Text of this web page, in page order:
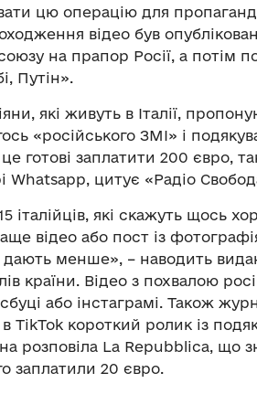
цю операцію для
відео був
на прапор Росії, а потім
Путін».
які живуть в Італії,
«російського ЗМІ» і
готові заплатити 200 євро,
Whatsapp, цитує «Радіо
італійців, які скажуть щось
відео або пост із
дають менше», – наводить
країни. Відео з похвалою
або інстаграмі. Також
в TikTok короткий ролик із
розповіла La Repubblica, що
заплатили 20 євро.